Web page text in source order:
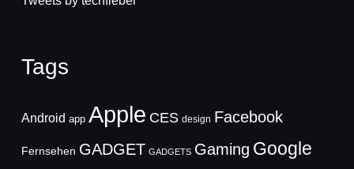
Tags
Android app Apple CES design Facebook
Fernsehen GADGET GADGETS Gaming Google